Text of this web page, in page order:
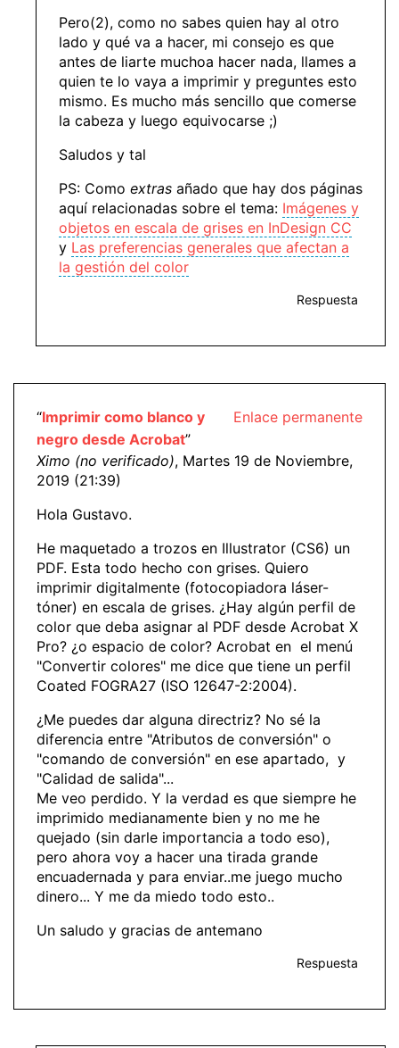
Pero(2), como no sabes quien hay al otro
lado y qué va a hacer, mi consejo es que
antes de liarte muchoa hacer nada, llames a
quien te lo vaya a imprimir y preguntes esto
mismo. Es mucho más sencillo que comerse
la cabeza y luego equivocarse ;)
Saludos y tal
PS: Como extras añado que hay dos páginas
aquí relacionadas sobre el tema: Imágenes y
objetos en escala de grises en InDesign CC
y Las preferencias generales que afectan a
la gestión del color
Respuesta
Enlace permanente
“Imprimir como blanco y
negro desde Acrobat”
Ximo (no verificado), Martes 19 de Noviembre,
2019 (21:39)
Hola Gustavo.
He maquetado a trozos en Illustrator (CS6) un
PDF. Esta todo hecho con grises. Quiero
imprimir digitalmente (fotocopiadora láser-
tóner) en escala de grises. ¿Hay algún perfil de
color que deba asignar al PDF desde Acrobat X
Pro? ¿o espacio de color? Acrobat en el menú
"Convertir colores" me dice que tiene un perfil
Coated FOGRA27 (ISO 12647-2:2004).
¿Me puedes dar alguna directriz? No sé la
diferencia entre "Atributos de conversión" o
"comando de conversión" en ese apartado, y
"Calidad de salida"...
Me veo perdido. Y la verdad es que siempre he
imprimido medianamente bien y no me he
quejado (sin darle importancia a todo eso),
pero ahora voy a hacer una tirada grande
encuadernada y para enviar..me juego mucho
dinero... Y me da miedo todo esto..
Un saludo y gracias de antemano
Respuesta